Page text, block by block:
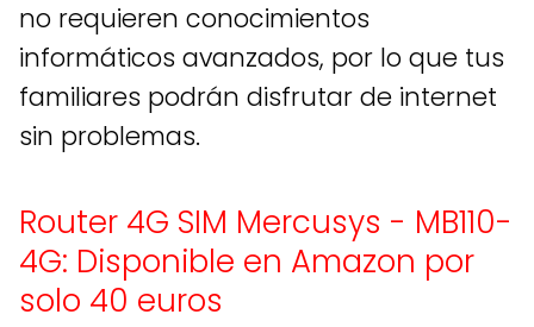
no requieren conocimientos
informáticos avanzados, por lo que tus
familiares podrán disfrutar de internet
sin problemas.
Router 4G SIM Mercusys - MB110-
4G: Disponible en Amazon por
solo 40 euros